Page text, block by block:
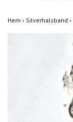
Hem › Silverhalsband ›